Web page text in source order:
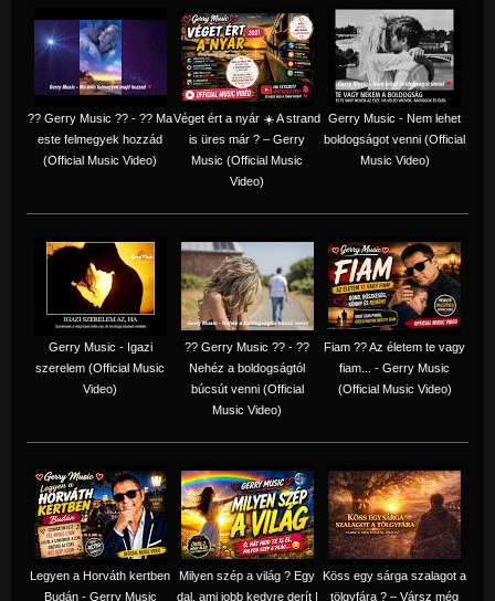
?? Gerry Music ?? - ?? Ma
este felmegyek hozzád
(Official Music Video)
Véget ért a nyár ☀️ A strand
is üres már ? – Gerry
Music (Official Music
Video)
Gerry Music - Nem lehet
boldogságot venni (Official
Music Video)
Gerry Music - Igazi
szerelem (Official Music
Video)
?? Gerry Music ?? - ??
Nehéz a boldogságtól
búcsút venni (Official
Music Video)
Fiam ?‍? Az életem te vagy
fiam... - Gerry Music
(Official Music Video)
Legyen a Horváth kertben
Budán - Gerry Music
Milyen szép a világ ? Egy
dal, ami jobb kedvre derít |
Köss egy sárga szalagot a
tölgyfára ?️ – Vársz még